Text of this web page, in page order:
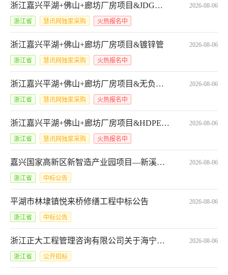
浙江嘉兴平湖+佛山+廊坊厂房项目&JDG电线管 2026-08-06
浙江省 慧讯网独家采购 火热报名中
浙江嘉兴平湖+佛山+廊坊厂房项目&镀锌管 2026-08-06
浙江省 慧讯网独家采购 火热报名中
浙江嘉兴平湖+佛山+廊坊厂房项目&无负压供水设备 2026-08-06
浙江省 慧讯网独家采购 火热报名中
浙江嘉兴平湖+佛山+廊坊厂房项目&HDPE双壁波纹管+pvc管 2026-08-06
浙江省 慧讯网独家采购 火热报名中
嘉兴国家高新区新智造产业园项目—新溪路（加创路-秀园路）道路桥梁工程方案设计及初步设计中标候选人公示 2026-08-06
浙江省 中标公告
平湖市林埭镇悦来桥修缮工程中标公告 2026-08-06
浙江省 中标公告
浙江正大工程管理咨询有限公司关于海宁市尖山新区化工新材料园区国控点水质分类巩固提升及新扩园区域地下水本底监测采购项目（第二次）的公开招标公告 2026-08-06
浙江省 公开招标